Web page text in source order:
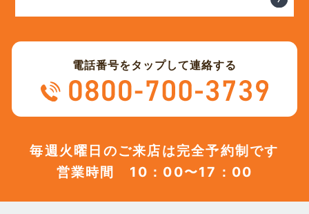
電話番号をタップして連絡する
毎週火曜日のご来店は完全予約制です
営業時間 10：00〜17：00